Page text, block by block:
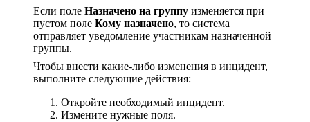
Если поле Назначено на группу изменяется при
пустом поле Кому назначено, то система
отправляет уведомление участникам назначенной
группы.
Чтобы внести какие-либо изменения в инцидент,
выполните следующие действия:
Откройте необходимый инцидент.
Измените нужные поля.